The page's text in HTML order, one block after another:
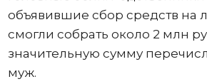
объявившие сбор средств на
смогли собрать около 2 млн
значительную сумму
муж.